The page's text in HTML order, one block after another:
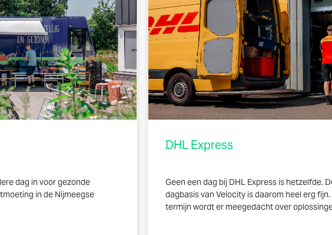
dag in voor gezonde
in de Nijmeegse
DHL Express
Geen een dag bij DHL Express is hetzelfde.
dagbasis van Velocity is daarom heel erg
termijn wordt er meegedacht over